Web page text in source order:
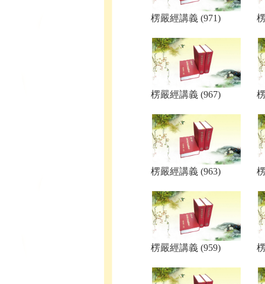
楞嚴經講義 (971)
楞嚴經講義 (967)
楞嚴經講義 (963)
楞嚴經講義 (959)